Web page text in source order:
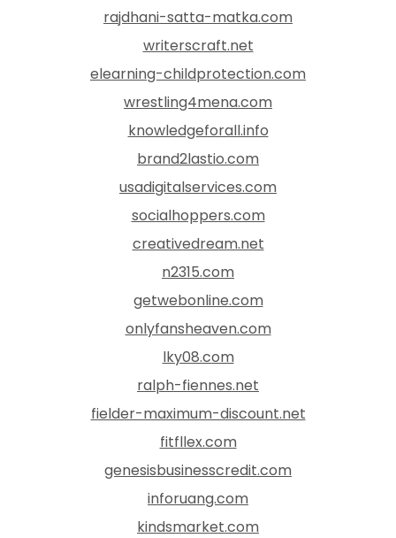
rajdhani-satta-matka.com
writerscraft.net
elearning-childprotection.com
wrestling4mena.com
knowledgeforall.info
brand2lastio.com
usadigitalservices.com
socialhoppers.com
creativedream.net
n2315.com
getwebonline.com
onlyfansheaven.com
lky08.com
ralph-fiennes.net
fielder-maximum-discount.net
fitfllex.com
genesisbusinesscredit.com
inforuang.com
kindsmarket.com